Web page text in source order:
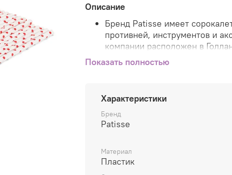
Описание
Бренд Patisse имеет
противней, инструментов и
компании расположен в
Весь ассортимент товаров
Patisse в Европе, что
качеством продукции и
Инновационные технологии
максимально удобным и
Показать полностью
Характеристики
Бренд
Patisse
Материал
Пластик